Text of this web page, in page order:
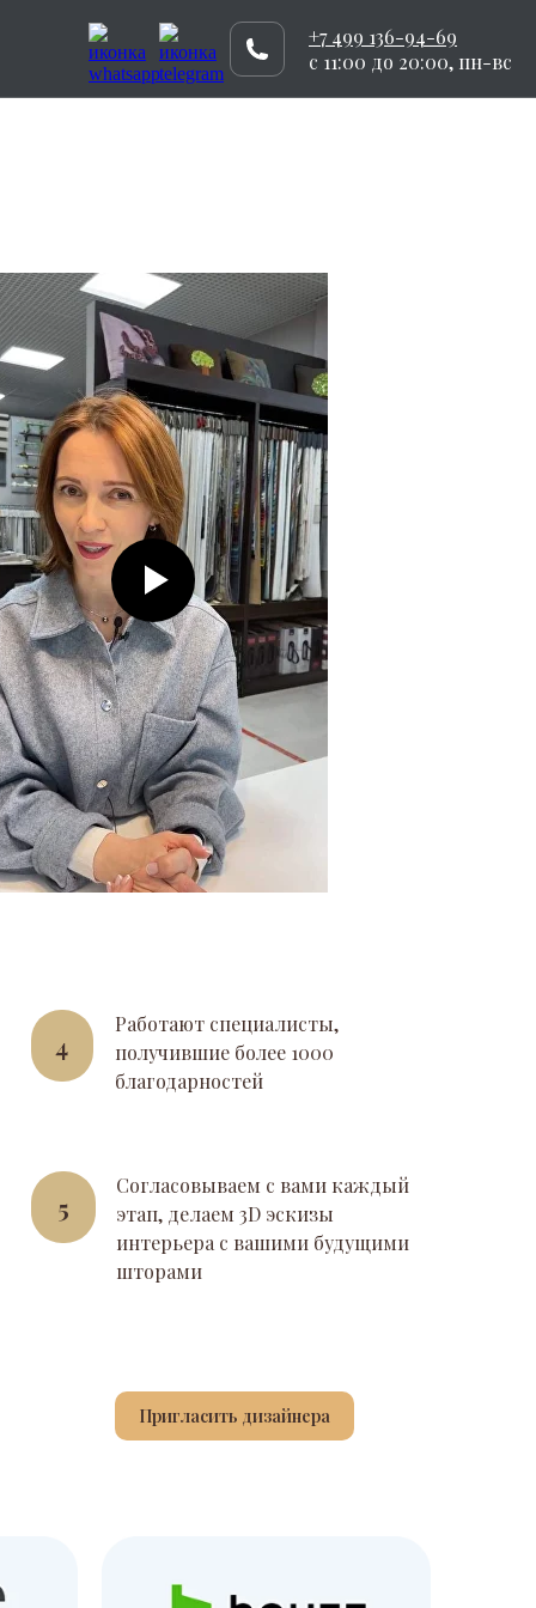
+7 499 136-94-69
c 11:00 до 20:00, пн-вс
Работают специалисты,
получившие более 1000
благодарностей
4
Согласовываем с вами каждый
этап, делаем 3D эскизы
интерьера с вашими будущими
шторами
5
Пригласить дизайнера